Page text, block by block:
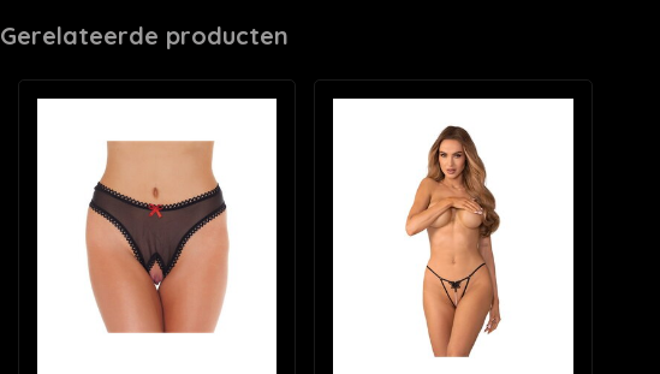
Gerelateerde producten